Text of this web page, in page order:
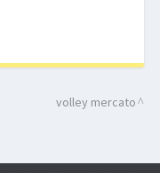
volley mercato